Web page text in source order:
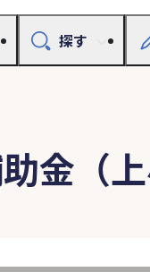
探す
金（上